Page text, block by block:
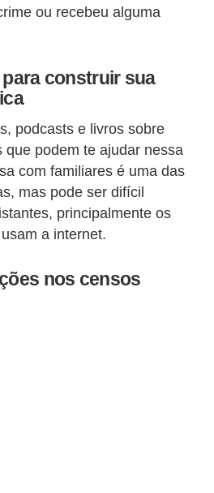
ou recebeu alguma
construir sua
podcasts e livros sobre
que podem te ajudar nessa
com familiares é uma das
mas pode ser difícil
principalmente os
a internet.
nos censos